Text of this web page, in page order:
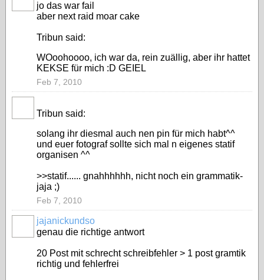
jo das war fail
aber next raid moar cake
Tribun said:
WOoohoooo, ich war da, rein zuällig, aber ihr hattet
KEKSE für mich :D GEIEL
Feb 7, 2010
Tribun said:
solang ihr diesmal auch nen pin für mich habt^^
und euer fotograf sollte sich mal n eigenes statif
organisen ^^
>>statif...... gnahhhhhh, nicht noch ein grammatik-
jaja ;)
Feb 7, 2010
jajanickundso
genau die richtige antwort
20 Post mit schrecht schreibfehler > 1 post gramtik
richtig und fehlerfrei